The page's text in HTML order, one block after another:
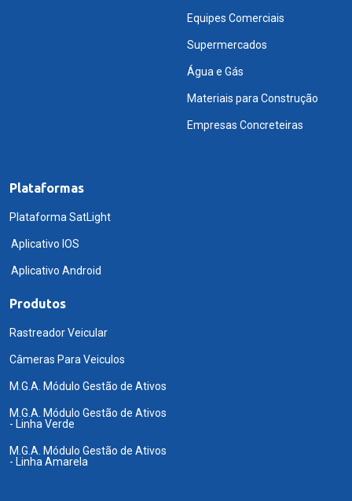
Equipes Comerciais
Supermercados
Água e Gás
Materiais para Construção
Empresas Concreteiras
Plataformas
Plataforma SatLight
Aplicativo IOS
Aplicativo Android
Produtos
Rastreador Veicular
Câmeras Para Veiculos
M.G.A. Módulo Gestão de Ativos
M.G.A. Módulo Gestão de Ativos
- Linha Verde
M.G.A. Módulo Gestão de Ativos
- Linha Amarela